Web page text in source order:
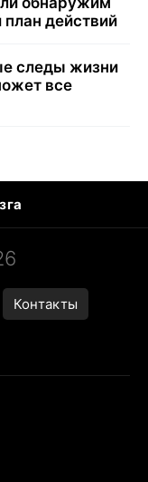
действий
следы жизни
все
Контакты